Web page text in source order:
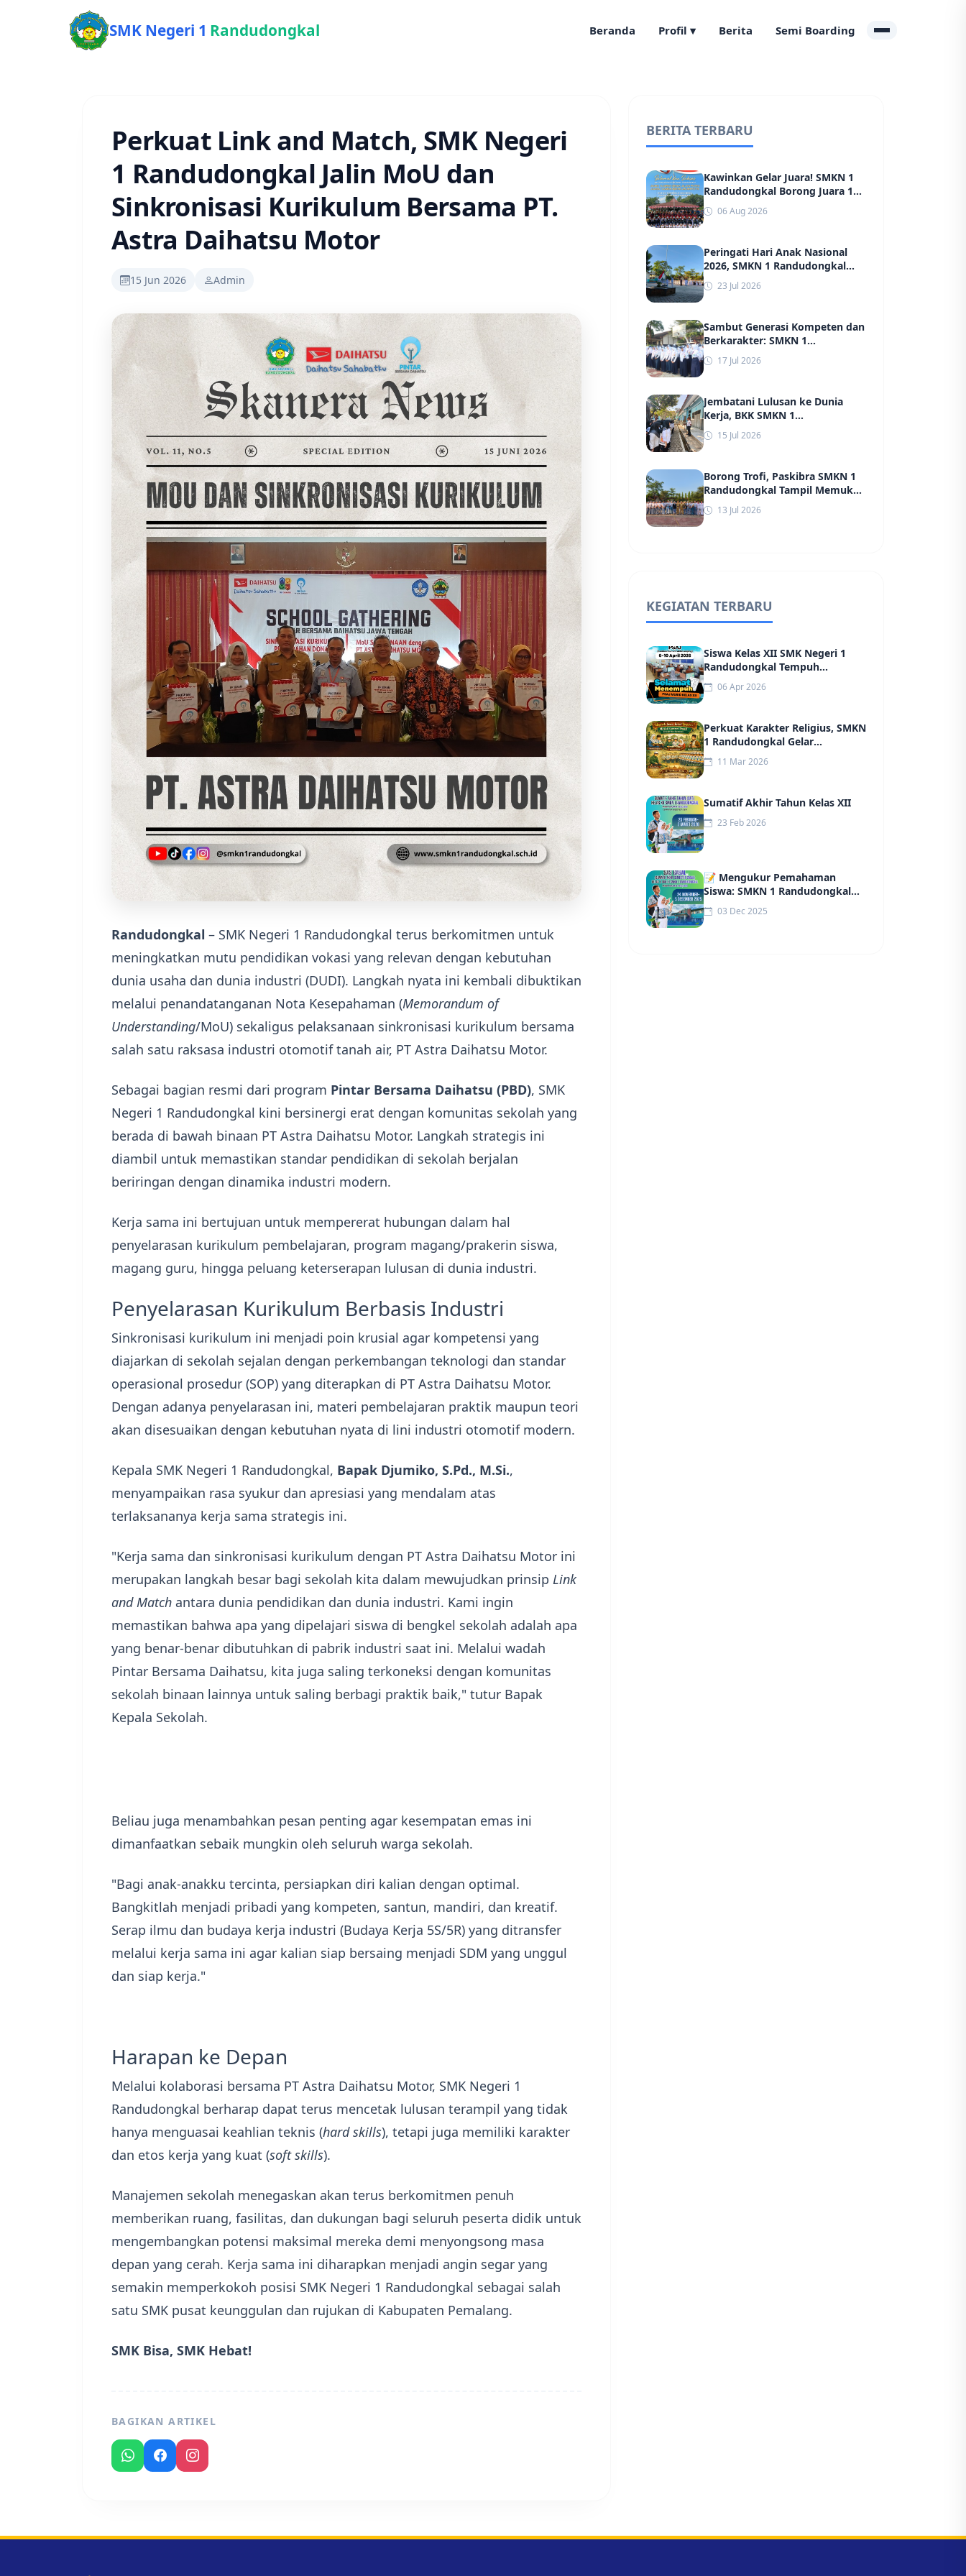
SMK Negeri 1 Randudongkal Beranda Profil ▾ Berita Semi Boarding
​Perkuat Link and Match, SMK Negeri
1 Randudongkal Jalin MoU dan
Sinkronisasi Kurikulum Bersama PT.
Astra Daihatsu Motor
15 Jun 2026 Admin
Randudongkal – SMK Negeri 1 Randudongkal terus berkomitmen untuk
meningkatkan mutu pendidikan vokasi yang relevan dengan kebutuhan
dunia usaha dan dunia industri (DUDI). Langkah nyata ini kembali dibuktikan
melalui penandatanganan Nota Kesepahaman (Memorandum of
Understanding/MoU) sekaligus pelaksanaan sinkronisasi kurikulum bersama
salah satu raksasa industri otomotif tanah air, PT Astra Daihatsu Motor.
​Sebagai bagian resmi dari program Pintar Bersama Daihatsu (PBD), SMK
Negeri 1 Randudongkal kini bersinergi erat dengan komunitas sekolah yang
berada di bawah binaan PT Astra Daihatsu Motor. Langkah strategis ini
diambil untuk memastikan standar pendidikan di sekolah berjalan
beriringan dengan dinamika industri modern.
​Kerja sama ini bertujuan untuk mempererat hubungan dalam hal
penyelarasan kurikulum pembelajaran, program magang/prakerin siswa,
magang guru, hingga peluang keterserapan lulusan di dunia industri.
​Penyelarasan Kurikulum Berbasis Industri
​Sinkronisasi kurikulum ini menjadi poin krusial agar kompetensi yang
diajarkan di sekolah sejalan dengan perkembangan teknologi dan standar
operasional prosedur (SOP) yang diterapkan di PT Astra Daihatsu Motor.
Dengan adanya penyelarasan ini, materi pembelajaran praktik maupun teori
akan disesuaikan dengan kebutuhan nyata di lini industri otomotif modern.
​Kepala SMK Negeri 1 Randudongkal, Bapak Djumiko, S.Pd., M.Si.,
menyampaikan rasa syukur dan apresiasi yang mendalam atas
terlaksananya kerja sama strategis ini.
​"Kerja sama dan sinkronisasi kurikulum dengan PT Astra Daihatsu Motor ini
merupakan langkah besar bagi sekolah kita dalam mewujudkan prinsip Link
and Match antara dunia pendidikan dan dunia industri. Kami ingin
memastikan bahwa apa yang dipelajari siswa di bengkel sekolah adalah apa
yang benar-benar dibutuhkan di pabrik industri saat ini. Melalui wadah
Pintar Bersama Daihatsu, kita juga saling terkoneksi dengan komunitas
sekolah binaan lainnya untuk saling berbagi praktik baik," tutur Bapak
Kepala Sekolah.
​Beliau juga menambahkan pesan penting agar kesempatan emas ini
dimanfaatkan sebaik mungkin oleh seluruh warga sekolah.
​"Bagi anak-anakku tercinta, persiapkan diri kalian dengan optimal.
Bangkitlah menjadi pribadi yang kompeten, santun, mandiri, dan kreatif.
Serap ilmu dan budaya kerja industri (Budaya Kerja 5S/5R) yang ditransfer
melalui kerja sama ini agar kalian siap bersaing menjadi SDM yang unggul
dan siap kerja."
​Harapan ke Depan
​Melalui kolaborasi bersama PT Astra Daihatsu Motor, SMK Negeri 1
Randudongkal berharap dapat terus mencetak lulusan terampil yang tidak
hanya menguasai keahlian teknis (hard skills), tetapi juga memiliki karakter
dan etos kerja yang kuat (soft skills).
​Manajemen sekolah menegaskan akan terus berkomitmen penuh
memberikan ruang, fasilitas, dan dukungan bagi seluruh peserta didik untuk
mengembangkan potensi maksimal mereka demi menyongsong masa
depan yang cerah. Kerja sama ini diharapkan menjadi angin segar yang
semakin memperkokoh posisi SMK Negeri 1 Randudongkal sebagai salah
satu SMK pusat keunggulan dan rujukan di Kabupaten Pemalang.
SMK Bisa, SMK Hebat!
BAGIKAN ARTIKEL
BERITA TERBARU
Kawinkan Gelar Juara! SMKN 1
Randudongkal Borong Juara 1
Gerak Jalan Putra dan Putri HUT
ke-81 RI Kecamatan
06 Aug 2026
Peringati Hari Anak Nasional
2026, SMKN 1 Randudongkal
Gelar Upacara Khidmat:
Tegaskan Komitmen Wujudkan
Ramah, dan Berprestasi
23 Jul 2026
Sambut Generasi Kompeten dan
Berkarakter: SMKN 1
Randudongkal Sukses Gelar
MPLS 2026 Bersama TNI, POLRI,
17 Jul 2026
Jembatani Lulusan ke Dunia
Kerja, BKK SMKN 1
Randudongkal Gelar
Pembekalan dan Screening
Ungaran Sari Garment
15 Jul 2026
Borong Trofi, Paskibra SMKN 1
Randudongkal Tampil Memukau
di Lomba Baris Berbaris
Kabupaten Pemalang
13 Jul 2026
KEGIATAN TERBARU
Siswa Kelas XII SMK Negeri 1
Randudongkal Tempuh
Penilaian Sumatif Akhir Jenjang
(PSAJ) Tahun 2026
06 Apr 2026
Perkuat Karakter Religius, SMKN
1 Randudongkal Gelar
Pesantren Kilat Ramadan
11 Mar 2026
Sumatif Akhir Tahun Kelas XII
23 Feb 2026
📝 Mengukur Pemahaman
Siswa: SMKN 1 Randudongkal
Sukses Gelar Sumatif Akhir
Semester (SAS)
03 Dec 2025